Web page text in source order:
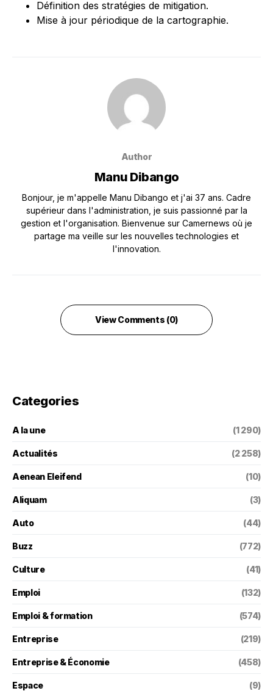
Définition des stratégies de mitigation.
Mise à jour périodique de la cartographie.
Author
Manu Dibango
Bonjour, je m'appelle Manu Dibango et j'ai 37 ans. Cadre
supérieur dans l'administration, je suis passionné par la
gestion et l'organisation. Bienvenue sur Camernews où je
partage ma veille sur les nouvelles technologies et
l'innovation.
View Comments (0)
Categories
A la une (1 290)
Actualités (2 258)
Aenean Eleifend (10)
Aliquam (3)
Auto (44)
Buzz (772)
Culture (41)
Emploi (132)
Emploi & formation (574)
Entreprise (219)
Entreprise & Économie (458)
Espace (9)